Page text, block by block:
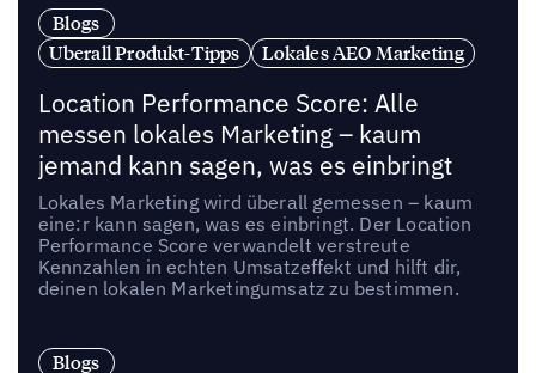
Blogs
Uberall Produkt-Tipps
Lokales AEO Marketing
Location Performance Score: Alle
messen lokales Marketing – kaum
jemand kann sagen, was es einbringt
Lokales Marketing wird überall gemessen – kaum
eine:r kann sagen, was es einbringt. Der Location
Performance Score verwandelt verstreute
Kennzahlen in echten Umsatzeffekt und hilft dir,
deinen lokalen Marketingumsatz zu bestimmen.
Blogs